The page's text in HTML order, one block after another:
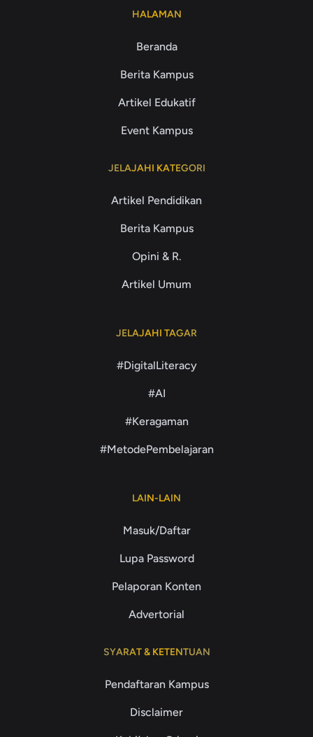
HALAMAN
Beranda
Berita Kampus
Artikel Edukatif
Event Kampus
JELAJAHI KATEGORI
Artikel Pendidikan
Berita Kampus
Opini & R.
Artikel Umum
JELAJAHI TAGAR
#DigitalLiteracy
#AI
#Keragaman
#MetodePembelajaran
LAIN-LAIN
Masuk/Daftar
Lupa Password
Pelaporan Konten
Advertorial
SYARAT & KETENTUAN
Pendaftaran Kampus
Disclaimer